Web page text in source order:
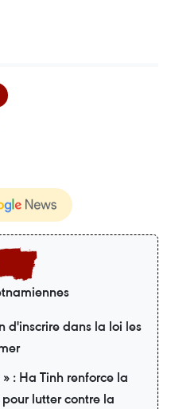
d'inscrire dans la loi les
: Ha Tinh renforce la
lutter contre la